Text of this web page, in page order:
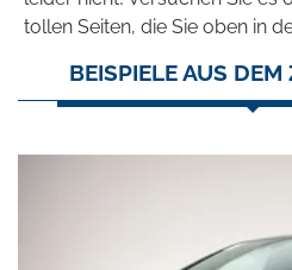
tollen Seiten, die Sie oben in
BEISPIELE AUS